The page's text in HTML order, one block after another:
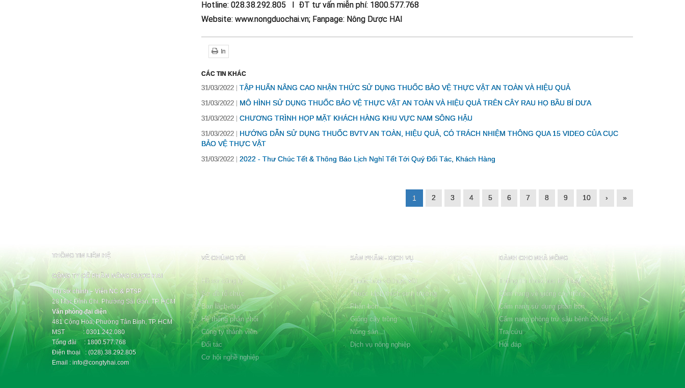
Hotline: 028.38.292.805 I ĐT tư vấn miễn phí: 1800.577.768
Website: www.nongduochai.vn; Fanpage: Nông Dược HAI
In
CÁC TIN KHÁC
31/03/2022 TẬP HUẤN NÂNG CAO NHẬN THỨC SỬ DỤNG THUỐC BẢO VỆ THỰC VẬT AN TOÀN VÀ HIỆU QUẢ
31/03/2022 MÔ HÌNH SỬ DỤNG THUỐC BẢO VỆ THỰC VẬT AN TOÀN VÀ HIỆU QUẢ TRÊN CÂY RAU HỌ BẦU BÍ DƯA
31/03/2022 CHƯƠNG TRÌNH HỌP MẶT KHÁCH HÀNG KHU VỰC NAM SÔNG HẬU
31/03/2022
HƯỚNG DẪN SỬ DỤNG THUỐC BVTV AN TOÀN, HIỆU QUẢ, CÓ TRÁCH NHIỆM THÔNG QUA 15 VIDEO CỦA CỤC
BẢO VỆ THỰC VẬT
31/03/2022 2022 - Thư Chúc Tết & Thông Báo Lịch Nghỉ Tết Tới Quý Đối Tác, Khách Hàng
1 2 3 4 5 6 7 8 9 10 › »
THÔNG TIN LIÊN HỆ
CÔNG TY CỔ PHẦN NÔNG DƯỢC HAI
Trụ sở chính – Viện NC & PTSP
28 Mạc Đĩnh Chi, Phường Sài Gòn, TP. HCM
Văn phòng đại diện
481 Cộng Hòa, Phường Tân Bình, TP. HCM
MST : 0301.242.080
Tổng đài : 1800.577.768
Điện thoại : (028).38.292.805
Email : info@congtyhai.com
VỀ CHÚNG TÔI
Hồ sơ công ty
Sơ đồ tổ chức
Ban lãnh đạo
Hệ thống phân phối
Công ty thành viên
Đối tác
Cơ hội nghề nghiệp
SẢN PHẨM - DỊCH VỤ
Thuốc bảo vệ thực vật
Thuốc kích thích sinh trưởng
Phân bón
Giống cây trồng
Nông sản
Dịch vụ nông nghiệp
DÀNH CHO NHÀ NÔNG
Thông tin khoa học kỹ thuật
Cẩm nang về giống cây trồng
Cẩm nang sử dụng phân bón
Cẩm nang phòng trừ sâu bệnh cỏ dại
Tra cứu
Hỏi đáp